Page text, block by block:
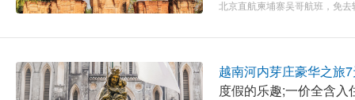
越南河内芽庄豪华之旅
度假的乐趣;一价全含入